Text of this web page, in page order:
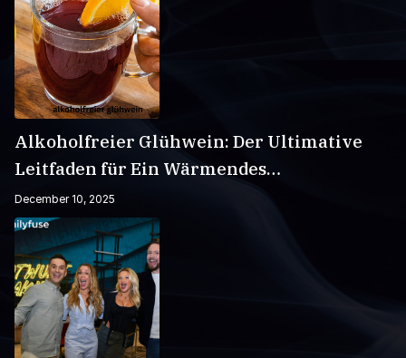
Alkoholfreier Glühwein: Der Ultimative
Leitfaden für Ein Wärmendes
Wintergetränk
December 10, 2025